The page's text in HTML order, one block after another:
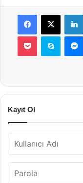
Facebook
X
Pocket Skype
Kayıt Ol